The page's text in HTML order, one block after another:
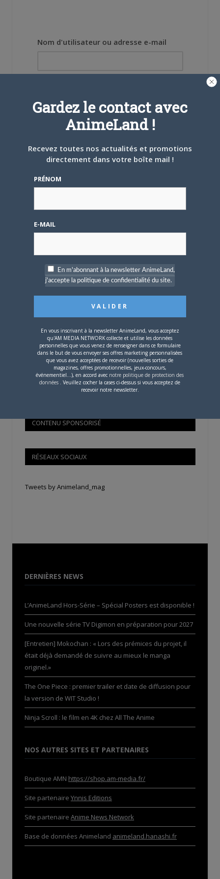
Nom d'utilisateur ou adresse e-mail
Se souvenir de moi
OÙ TROUVER NOS MAGAZINES
Si votre ville n'est pas dans la liste,contactez-nous
CONTENU SPONSORISÉ
RÉSEAUX SOCIAUX
Tweets by Animeland_mag
DERNIÈRES NEWS
L’AnimeLand Hors-Série – Spécial Posters est disponible !
Une nouvelle série TV Digimon en préparation pour 2027
[Entretien] Mokochan : « Lors des prémices du projet, il
était déjà demandé de suivre au mieux le manga
originel.»
The One Piece : premier trailer et date de diffusion pour
la version de WIT Studio !
Ninja Scroll : le film en 4K chez All The Anime
NOS AUTRES SITES ET PARTENAIRES
Boutique AMN https://shop.am-media.fr/
Site partenaire Ynnis Editions
Site partenaire Anime News Network
Base de données Animeland animeland.hanashi.fr
Gardez le contact avec
AnimeLand !
Recevez toutes nos actualités et promotions
directement dans votre boîte mail !
PRÉNOM
E-MAIL
En m'abonnant à la newsletter AnimeLand,
j'accepte la politique de confidentialité du site.
En vous inscrivant à la newsletter AnimeLand, vous acceptez
qu'AM MEDIA NETWORK collecte et utilise les données
personnelles que vous venez de renseigner dans ce formulaire
dans le but de vous envoyer ses offres marketing personnalisées
que vous avez acceptées de recevoir (nouvelles sorties de
magazines, offres promotionnelles, jeux-concours,
événementiel...), en accord avec notre politique de protection des
données . Veuillez cocher la cases ci-dessus si vous acceptez de
recevoir notre newsletter.